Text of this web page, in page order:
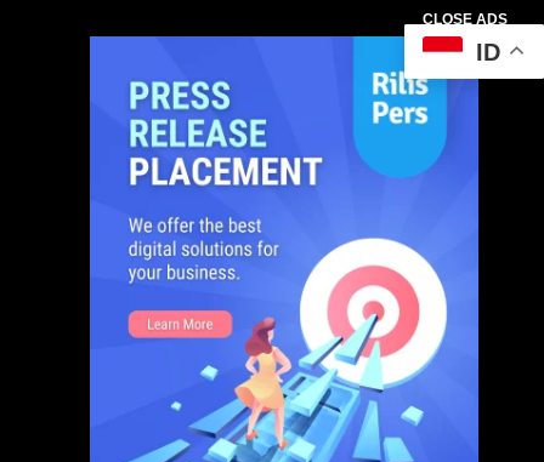
CLOSE ADS
ID